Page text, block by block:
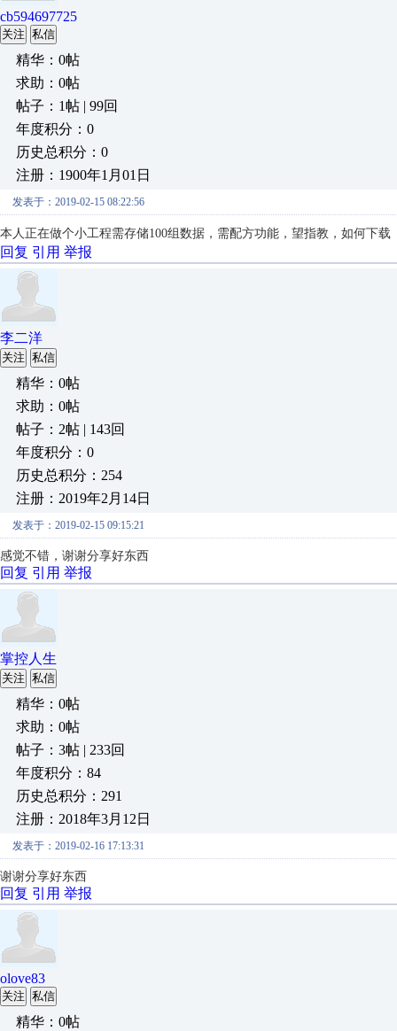
cb594697725
关注 私信
精华：0帖
求助：0帖
帖子：1帖 | 99回
年度积分：0
历史总积分：0
注册：1900年1月01日
发表于：2019-02-15 08:22:56
本人正在做个小工程需存储100组数据，需配方功能，望指教，如何下载
回复 引用 举报
李二洋
关注 私信
精华：0帖
求助：0帖
帖子：2帖 | 143回
年度积分：0
历史总积分：254
注册：2019年2月14日
发表于：2019-02-15 09:15:21
感觉不错，谢谢分享好东西
回复 引用 举报
掌控人生
关注 私信
精华：0帖
求助：0帖
帖子：3帖 | 233回
年度积分：84
历史总积分：291
注册：2018年3月12日
发表于：2019-02-16 17:13:31
谢谢分享好东西
回复 引用 举报
olove83
关注 私信
精华：0帖